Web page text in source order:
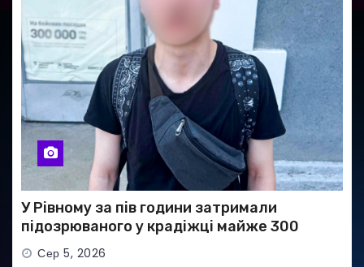
У Рівному за пів години затримали
підозрюваного у крадіжці майже 300
тисяч гривень
Сер 5, 2026